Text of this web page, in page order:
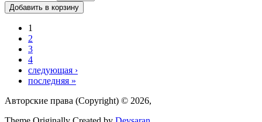
Страницы
1
2
3
4
следующая ›
последняя »
Авторские права (Copyright) © 2026,